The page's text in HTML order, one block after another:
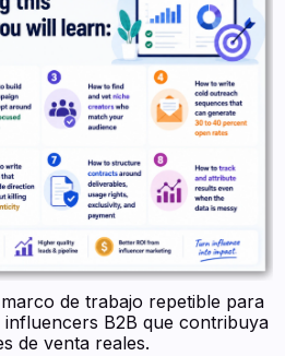
de trabajo repetible para
B2B que contribuya
de venta reales.